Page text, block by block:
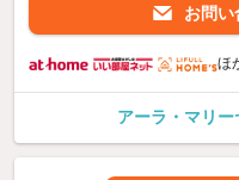
お問い
ほ
アーラ・マリ